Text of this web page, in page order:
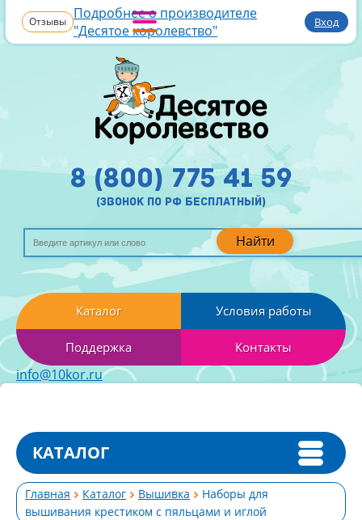
Отзывы Подробнее о производителе
"Десятое королевство"
Вход
Найти
8 (800) 775 41 59
(звонок по рф бесплатный)
Каталог Условия работы
Поддержка Контакты
info@10kor.ru
КАТАЛОГ
Главная Каталог Вышивка
Наборы для
вышивания крестиком с пяльцами и иглой